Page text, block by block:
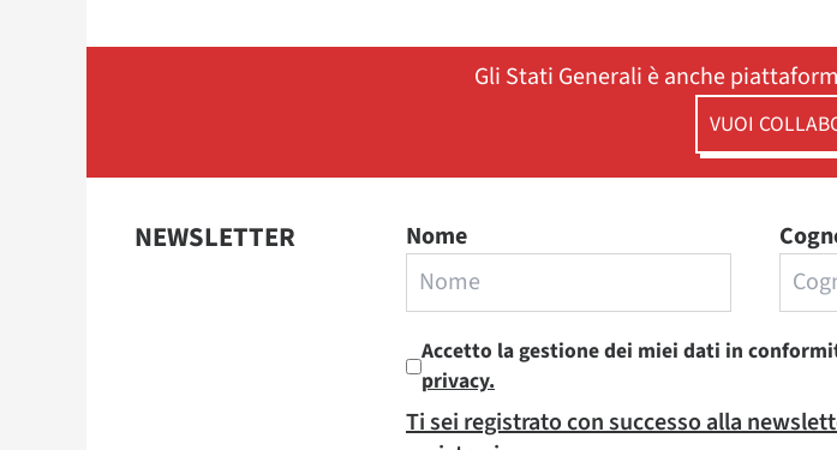
Gli Stati Generali è anche
VUOI
NEWSLETTER Nome
Accetto la gestione dei miei dati in
privacy.
Ti sei registrato con successo alla